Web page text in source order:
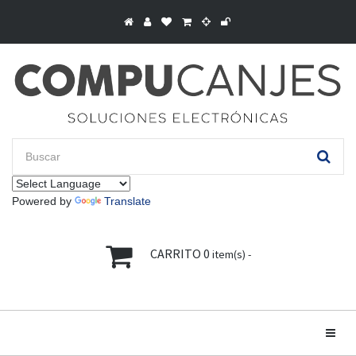
Powered by Translate
CARRITO 0 item(s) -